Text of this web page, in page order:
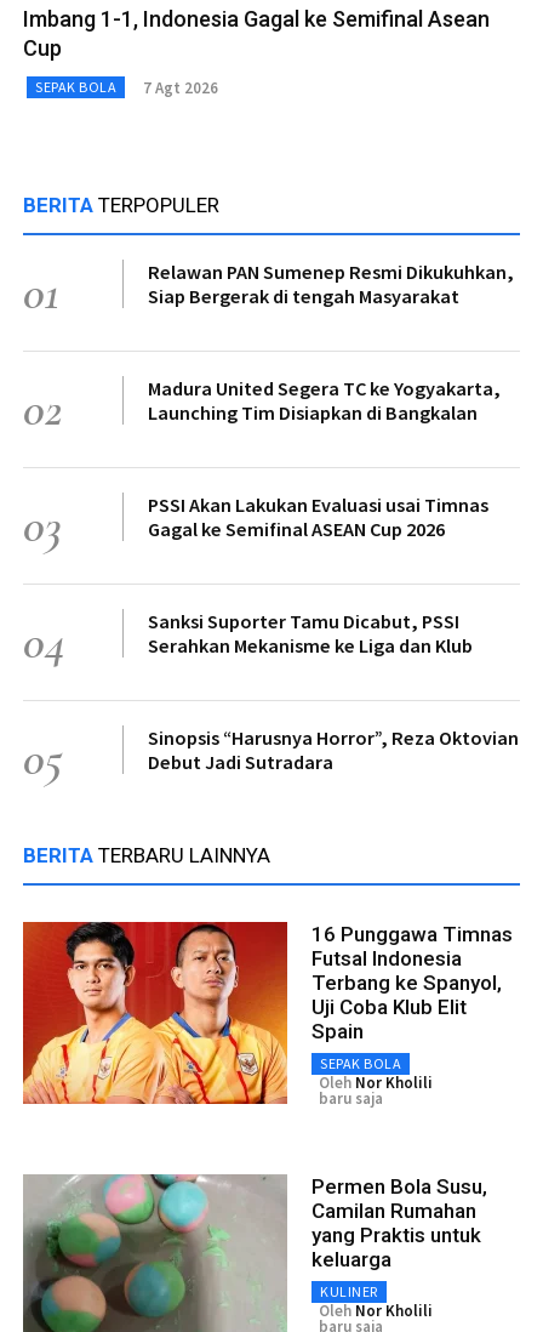
Imbang 1-1, Indonesia Gagal ke Semifinal Asean
Cup
SEPAK BOLA 7 Agt 2026
BERITA TERPOPULER
01
Relawan PAN Sumenep Resmi Dikukuhkan,
Siap Bergerak di tengah Masyarakat
02
Madura United Segera TC ke Yogyakarta,
Launching Tim Disiapkan di Bangkalan
03
PSSI Akan Lakukan Evaluasi usai Timnas
Gagal ke Semifinal ASEAN Cup 2026
04
Sanksi Suporter Tamu Dicabut, PSSI
Serahkan Mekanisme ke Liga dan Klub
05
Sinopsis “Harusnya Horror”, Reza Oktovian
Debut Jadi Sutradara
BERITA TERBARU LAINNYA
16 Punggawa Timnas
Futsal Indonesia
Terbang ke Spanyol,
Uji Coba Klub Elit
Spain
SEPAK BOLA
Oleh Nor Kholili
baru saja
Permen Bola Susu,
Camilan Rumahan
yang Praktis untuk
keluarga
KULINER
Oleh Nor Kholili
baru saja